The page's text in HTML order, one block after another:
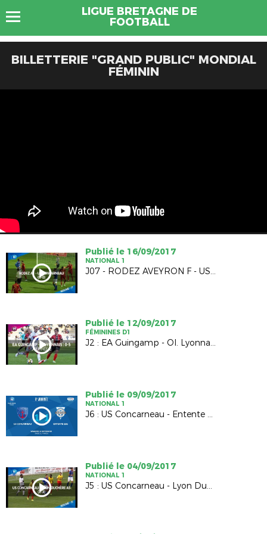
LIGUE BRETAGNE DE
FOOTBALL
BILLETTERIE "GRAND PUBLIC" MONDIAL
FÉMININ
Publié le 16/09/2017
NATIONAL 1
J07 - RODEZ AVEYRON F - US CONCARNEAU (O-0)
Publié le 12/09/2017
FÉMININES D1
J2 : EA Guingamp - Ol. Lyonnais (0-5)
Publié le 09/09/2017
NATIONAL 1
J6 : US Concarneau - Entente SSG (1-1)
Publié le 04/09/2017
NATIONAL 1
J5 : US Concarneau - Lyon Duchère AS (2-3)